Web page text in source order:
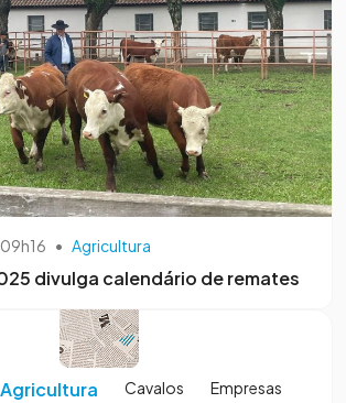
• Agricultura
divulga calendário de remates
Agricultura Cavalos Empresas